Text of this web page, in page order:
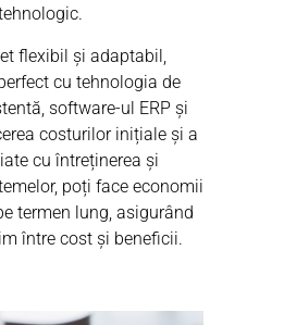
flexibil și adaptabil,
cu tehnologia de
software-ul ERP și
costurilor inițiale și a
cu întreținerea și
poți face economii
termen lung, asigurând
între cost și beneficii.